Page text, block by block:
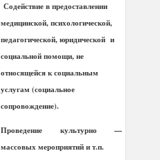
Содействие в предоставлении
медицинской, психологической,
педагогической, юридической и
социальной помощи, не
относящейся к социальным
услугам (социальное
сопровождение).
Проведение культурно —
массовых мероприятий и т.п.